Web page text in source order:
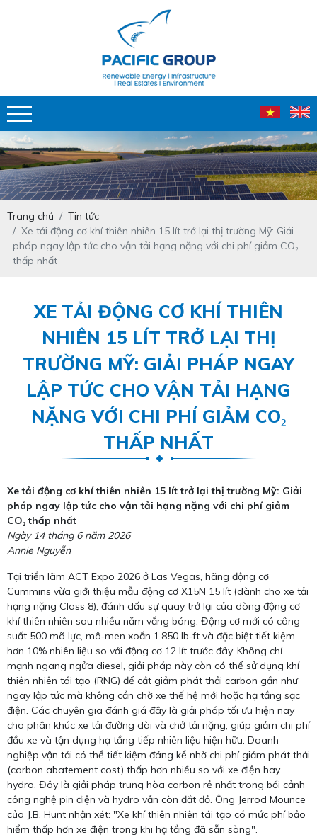
Trang chủ
Tin tức
Xe tải động cơ khí thiên nhiên 15 lít trở lại thị trường Mỹ: Giải
pháp ngay lập tức cho vận tải hạng nặng với chi phí giảm CO₂
thấp nhất
XE TẢI ĐỘNG CƠ KHÍ THIÊN
NHIÊN 15 LÍT TRỞ LẠI THỊ
TRƯỜNG MỸ: GIẢI PHÁP NGAY
LẬP TỨC CHO VẬN TẢI HẠNG
NẶNG VỚI CHI PHÍ GIẢM CO₂
THẤP NHẤT
Xe tải động cơ khí thiên nhiên 15 lít trở lại thị trường Mỹ: Giải
pháp ngay lập tức cho vận tải hạng nặng với chi phí giảm
CO₂ thấp nhất
Ngày 14 tháng 6 năm 2026
Annie Nguyễn
Tại triển lãm ACT Expo 2026 ở Las Vegas, hãng động cơ
Cummins vừa giới thiệu mẫu động cơ X15N 15 lít (dành cho xe tải
hạng nặng Class 8), đánh dấu sự quay trở lại của dòng động cơ
khí thiên nhiên sau nhiều năm vắng bóng. Động cơ mới có công
suất 500 mã lực, mô‑men xoắn 1.850 lb‑ft và đặc biệt tiết kiệm
hơn 10% nhiên liệu so với động cơ 12 lít trước đây. Không chỉ
mạnh ngang ngửa diesel, giải pháp này còn có thể sử dụng khí
thiên nhiên tái tạo (RNG) để cắt giảm phát thải carbon gần như
ngay lập tức mà không cần chờ xe thế hệ mới hoặc hạ tầng sạc
điện. Các chuyên gia đánh giá đây là giải pháp tối ưu hiện nay
cho phân khúc xe tải đường dài và chở tải nặng, giúp giảm chi phí
đầu xe và tận dụng hạ tầng tiếp nhiên liệu hiện hữu. Doanh
nghiệp vận tải có thể tiết kiệm đáng kể nhờ chi phí giảm phát thải
(carbon abatement cost) thấp hơn nhiều so với xe điện hay
hydro. Đây là giải pháp trung hòa carbon rẻ nhất trong bối cảnh
công nghệ pin điện và hydro vẫn còn đắt đỏ. Ông Jerrod Mounce
của J.B. Hunt nhận xét: "Xe khí thiên nhiên tái tạo có mức phí bảo
hiểm thấp hơn xe điện trong khi hạ tầng đã sẵn sàng".